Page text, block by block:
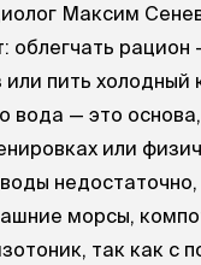
Максим
облегчать рацион
или пить холодный
вода — это
или
недостаточно,
морсы,
так как с